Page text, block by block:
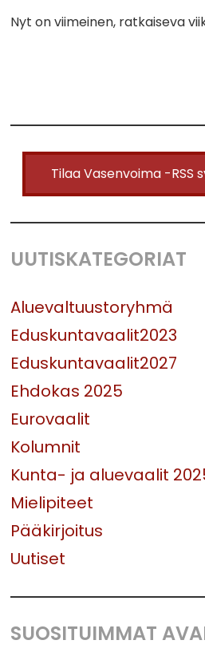
Nyt on viimeinen, ratkaiseva
Tilaa Vasenvoima -RSS
UUTISKATEGORIAT
Aluevaltuustoryhmä
Eduskuntavaalit2023
Eduskuntavaalit2027
Ehdokas 2025
Eurovaalit
Kolumnit
Kunta- ja aluevaalit
Mielipiteet
Pääkirjoitus
Uutiset
SUOSITUIMMAT